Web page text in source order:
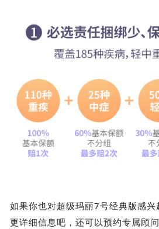
如果你也对超级玛丽7号经典版感
更详细信息吧，还可以预约专属顾